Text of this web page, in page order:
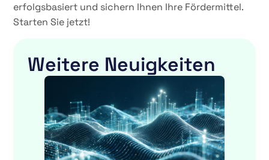
erfolgsbasiert und sichern Ihnen Ihre Fördermittel.
Starten Sie jetzt!
Weitere Neuigkeiten